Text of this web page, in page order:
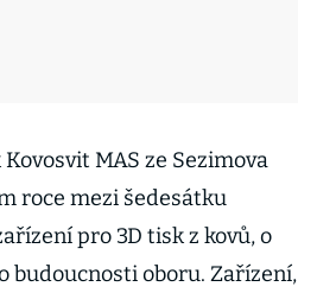
MAS ze Sezimova
roce mezi šedesátku
pro 3D tisk z kovů, o
budoucnosti oboru. Zařízení,